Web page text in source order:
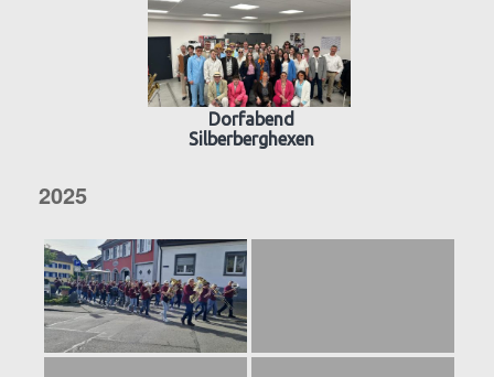
Dorfabend
Silberberghexen
2025